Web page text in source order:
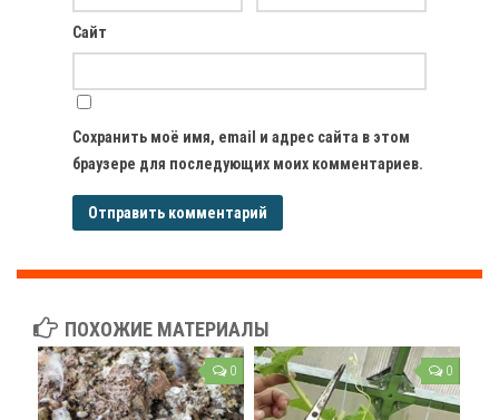
Сайт
Сохранить моё имя, email и адрес сайта в этом
браузере для последующих моих комментариев.
ПОХОЖИЕ МАТЕРИАЛЫ
0 0